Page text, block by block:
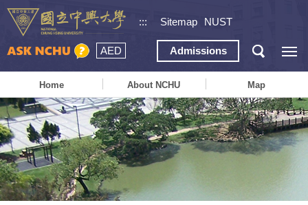
::: Sitemap NUST
AED Admissions
Home About NCHU Map